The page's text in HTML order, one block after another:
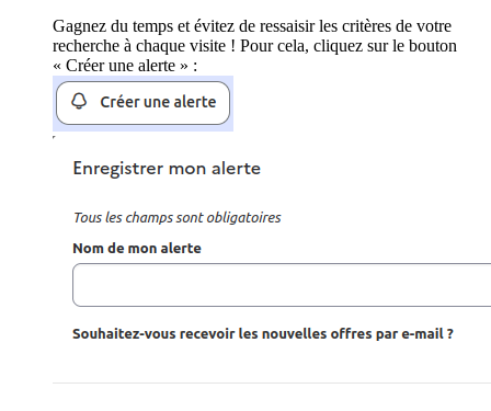
Gagnez du temps et évitez de ressaisir les critères de votre
recherche à chaque visite ! Pour cela, cliquez sur le bouton
« Créer une alerte » :